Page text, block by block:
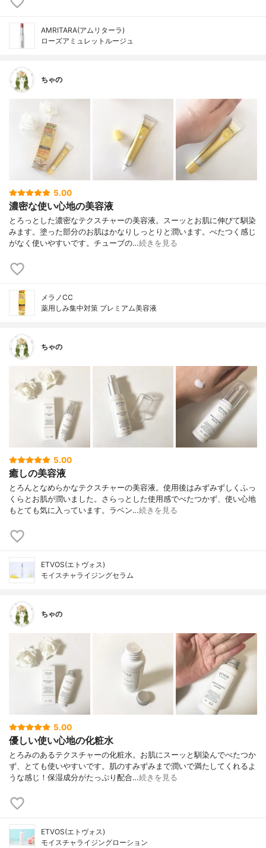
AMRITARA(アムリターラ)
ローズアミュレットルージュ
ちゃの
5.00
濃密な使い心地の美容液
とろっとした濃密なテクスチャーの美容液。スーッとお肌に伸びて馴染
みます。塗った部分のお肌はかなりしっとりと潤います。べたつく感じ
がなく使いやすいです。チューブの…続きを見る
メラノCC
薬用しみ集中対策 プレミアム美容液
ちゃの
5.00
癒しの美容液
とろんとなめらかなテクスチャーの美容液。使用後はみずみずしくふっ
くらとお肌が潤いました。さらっとした使用感でべたつかず、使い心地
もとても気に入っています。ラベン…続きを見る
ETVOS(エトヴォス)
モイスチャライジングセラム
ちゃの
5.00
優しい使い心地の化粧水
とろみのあるテクスチャーの化粧水。お肌にスーッと馴染んでべたつか
ず、とても使いやすいです。肌のすみずみまで潤いで満たしてくれるよ
うな感じ！保湿成分がたっぷり配合…続きを見る
ETVOS(エトヴォス)
モイスチャライジングローション